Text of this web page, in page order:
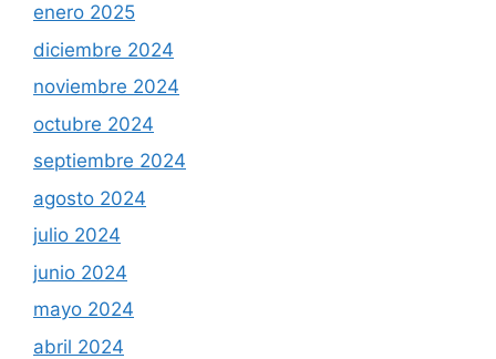
enero 2025
diciembre 2024
noviembre 2024
octubre 2024
septiembre 2024
agosto 2024
julio 2024
junio 2024
mayo 2024
abril 2024